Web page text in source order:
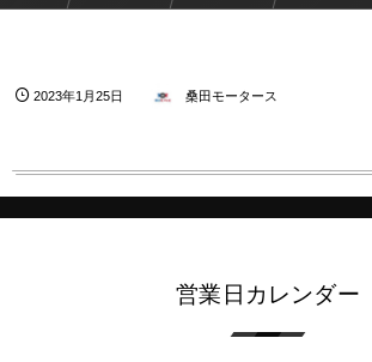
2023年1月25日 桑田モータース
営業日カレンダー